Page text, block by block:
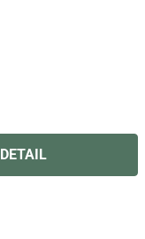
DETAIL